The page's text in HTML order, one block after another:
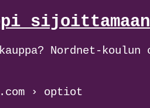
sijoittamaan
Nordnet-
› optiot